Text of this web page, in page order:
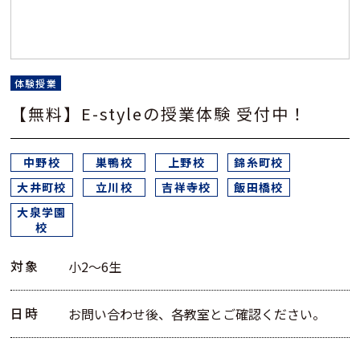
体験授業
【無料】E-styleの授業体験 受付中！
中野校 巣鴨校 上野校
錦糸町校
大井町校
立川校 吉祥寺校
飯田橋校
大泉学園
校
対象 小2～6生
日時 お問い合わせ後、各教室とご確認ください。